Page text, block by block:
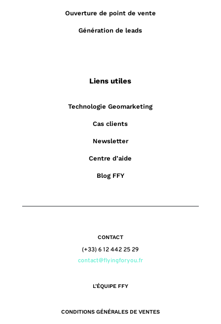
Ouverture de point de vente
Génération de leads
Liens utiles
Technologie Geomarketing
Cas clients
Newsletter
Centre d’aide
Blog FFY
CONTACT
(+33) 6 12 442 25 29
contact@flyingforyou.fr
L’ÉQUIPE FFY
CONDITIONS GÉNÉRALES DE VENTES